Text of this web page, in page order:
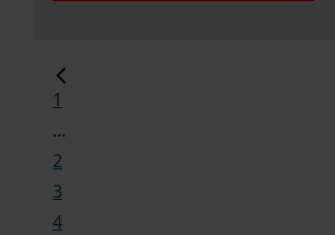
1
...
2
3
4